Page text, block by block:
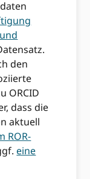
den
ORCID
dass die
aktuell
ROR-
eine